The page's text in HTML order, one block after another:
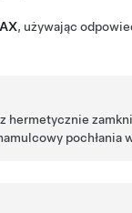
, używając
hermetycznie